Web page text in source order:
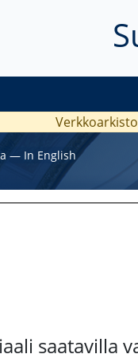
― In English
saatavilla